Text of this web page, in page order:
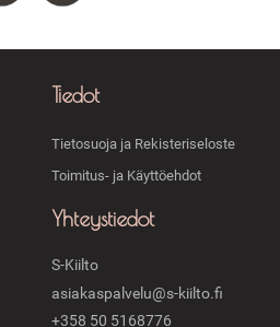
Tiedot
Tietosuoja ja Rekisteriseloste
Toimitus- ja Käyttöehdot
Yhteystiedot
S-Kiilto
asiakaspalvelu@s-kiilto.fi
+358 50 5168776